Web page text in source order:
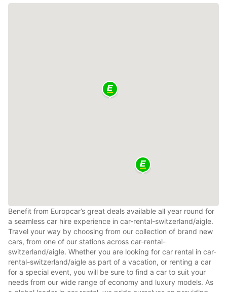
Benefit from Europcar’s great deals available all year round for
a seamless car hire experience in car-rental-switzerland/aigle.
Travel your way by choosing from our collection of brand new
cars, from one of our stations across car-rental-
switzerland/aigle. Whether you are looking for car rental in car-
rental-switzerland/aigle as part of a vacation, or renting a car
for a special event, you will be sure to find a car to suit your
needs from our wide range of economy and luxury models. As